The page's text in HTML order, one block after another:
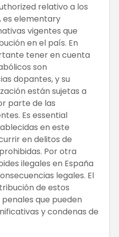
relativo a los
es elementary
vigentes que
en el país. En
tener en cuenta
son
dopantes, y su
están sujetas a
parte de las
Es essential
en este
en delitos de
Por otra
ilegales en España
legales. El
de estos
que pueden
y condenas de